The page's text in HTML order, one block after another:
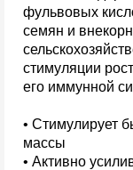
фульвовых
семян и
стимуляции
его иммунной
• Стимулирует
массы
• Активно